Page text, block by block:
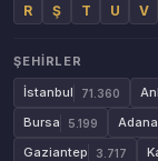
R
Ş T U V
ŞEHIRLER
İstanbul
71.360
Bursa 5.199 Adana
Gaziantep 3.717